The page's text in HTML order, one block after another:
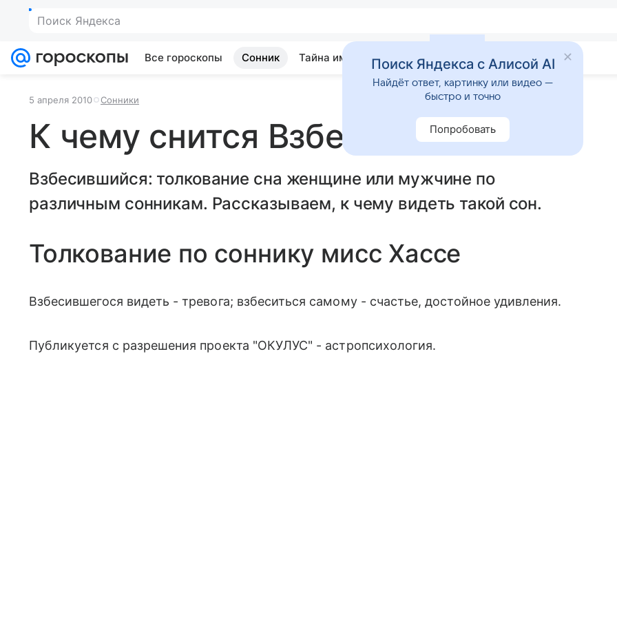
Поиск Яндекса
Все гороскопы Сонник Тайна имени Гадания Приметы
5 апреля 2010 Сонники
К чему снится Взбесившийся
Взбесившийся: толкование сна женщине или мужчине по
различным сонникам. Рассказываем, к чему видеть такой сон.
Толкование по соннику мисс Хассе
Взбесившегося видеть - тревога; взбеситься самому - счастье, достойное удивления.
Публикуется с разрешения проекта "ОКУЛУС" - астропсихология.
Поиск Яндекса с Алисой AI
Найдёт ответ, картинку или видео —
быстро и точно
Попробовать